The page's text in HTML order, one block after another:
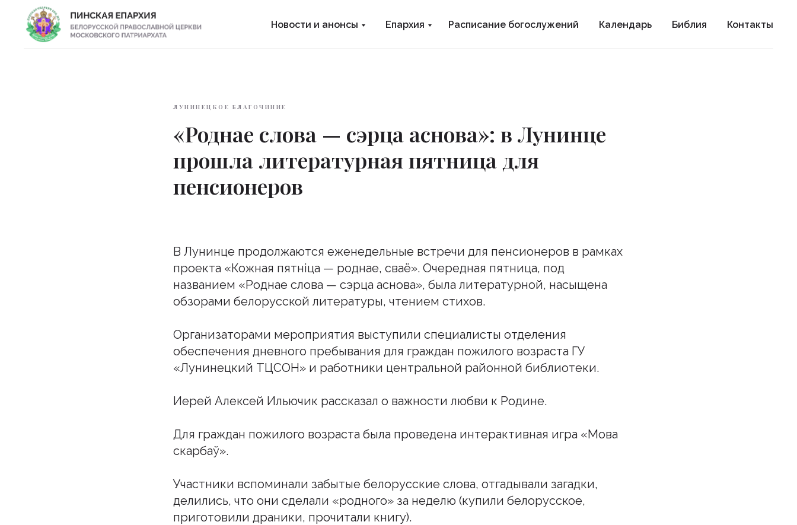
Новости и анонсы Епархия Расписание богослужений Календарь Библия Контакты
ЛУНИНЕЦКОЕ БЛАГОЧИНИЕ
«Роднае слова — сэрца аснова»: в Лунинце
прошла литературная пятница для
пенсионеров
В Лунинце продолжаются еженедельные встречи для пенсионеров в рамках
проекта «Кожная пятніца — роднае, сваё». Очередная пятница, под
названием «Роднае слова — сэрца аснова», была литературной, насыщена
обзорами белорусской литературы, чтением стихов.
Организаторами мероприятия выступили специалисты отделения
обеспечения дневного пребывания для граждан пожилого возраста ГУ
«Лунинецкий ТЦСОН» и работники центральной районной библиотеки.
Иерей Алексей Ильючик рассказал о важности любви к Родине.
Для граждан пожилого возраста была проведена интерактивная игра «Мова
скарбаў».
Участники вспоминали забытые белорусские слова, отгадывали загадки,
делились, что они сделали «родного» за неделю (купили белорусское,
приготовили драники, прочитали книгу).